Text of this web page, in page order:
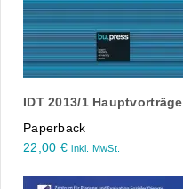
IDT 2013/1 Hauptvorträge
Paperback
22,00 € inkl. MwSt.